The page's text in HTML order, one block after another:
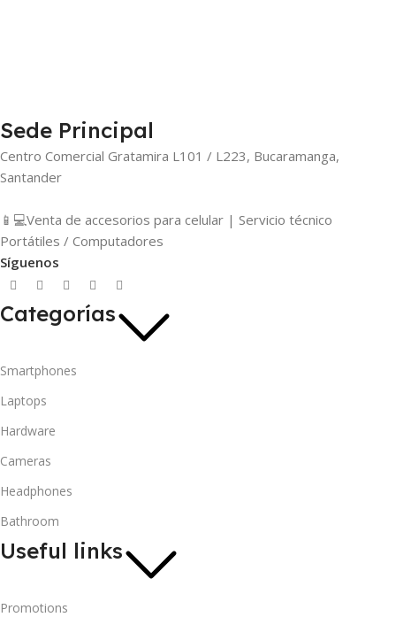
Sede Principal
Centro Comercial Gratamira L101 / L223, Bucaramanga,
Santander
📱💻Venta de accesorios para celular | Servicio técnico
Portátiles / Computadores
Síguenos
Categorías
Smartphones
Laptops
Hardware
Cameras
Headphones
Bathroom
Useful links
Promotions